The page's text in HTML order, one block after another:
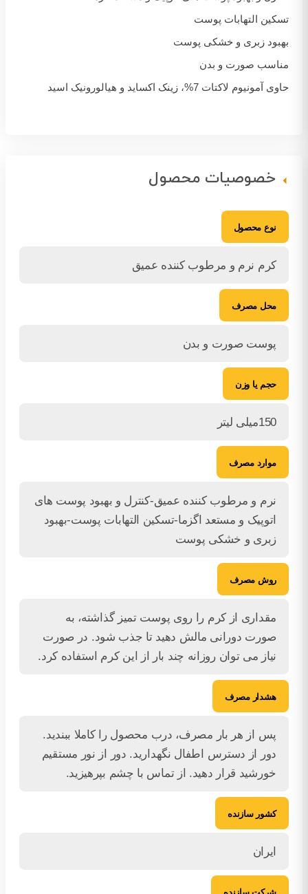
تسکین التهابات پوست
بهبود زبری و خشکی پوست
مناسب صورت و بدن
حاوی آمونیوم لاکتات 7%، زینک اکساید و هیالورونیک اسید
خصوصیات محصول
نوع محصول
کرم نرم و مرطوب کننده عمیق
محل مصرف
پوست صورت و بدن
حجم یا وزن
150میلی لیتر
موارد مصرف
نرم و مرطوب کننده عمیق-کنترل و بهبود پوست های
اتوپیک و مستعد اگزما-تسکین التهابات پوست-بهبود
زبری و خشکی پوست
روش مصرف
مقداری از کرم را روی پوست تمیز گذاشته، به
صورت دورانی مالش دهید تا جذب شود. در صورت
نیاز می توان روزانه چند بار از این کرم استفاده کرد.
هشدار مصرف
پس از هر بار مصرف، درب محصول را کاملا ببندید.
دور از دسترس اطفال نگهدارید. دور از نور مستقیم
خورشید قرار دهید. از تماس با چشم بپرهیزید.
کشور سازنده
ایران